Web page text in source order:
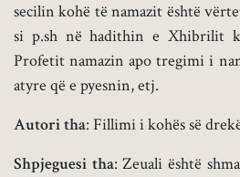
secilin kohë të namazit është
si p.sh në hadithin e Xhibrilit
Profetit namazin apo tregimi i
atyre që e pyesnin, etj.
Autori tha: Fillimi i kohës së
Shpjeguesi tha: Zeuali është